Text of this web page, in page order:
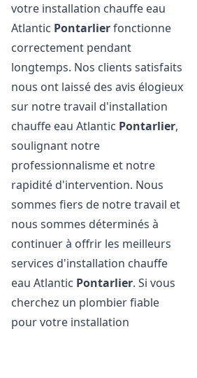
votre installation chauffe eau
Atlantic Pontarlierfonctionne
correctement pendant
longtemps. Nos clients satisfaits
nous ont laissé des avis élogieux
sur notre travail d'installation
chauffe eau Atlantic Pontarlier,
soulignant notre
professionnalisme et notre
rapidité d'intervention. Nous
sommes fiers de notre travail et
nous sommes déterminés à
continuer à offrir les meilleurs
services d'installation chauffe
eau Atlantic Pontarlier. Si vous
cherchez un plombier fiable
pour votre installation